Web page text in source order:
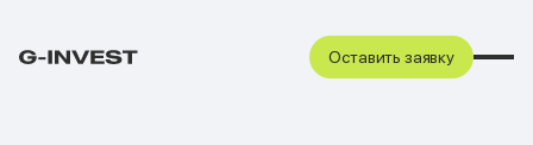
Оставить заявку